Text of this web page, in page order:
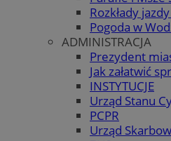
Rozkłady
Pogoda w
ADMINISTRACJA
Prezydent
Jak załatwić
INSTYTUCJE
Urząd Stanu
PCPR
Urząd